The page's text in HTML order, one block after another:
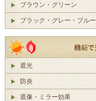
ブラウン・グリーン
ブラック・グレー・ブルー
遮光
防炎
遮像・ミラー効果